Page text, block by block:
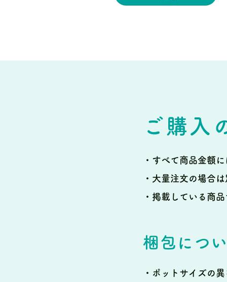
ご購入
・すべて商品金額
・大量注文の場合
・掲載している商
梱包につ
・ポットサイズの